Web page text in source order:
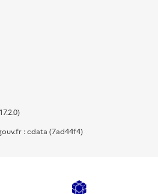
: cdata (7ad44f4)